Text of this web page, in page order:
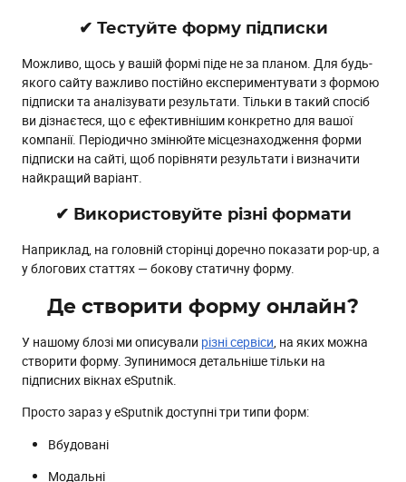
✔ Тестуйте форму підписки
Можливо, щось у вашій формі піде не за планом. Для будь-
якого сайту важливо постійно експериментувати з формою
підписки та аналізувати результати. Тільки в такий спосіб
ви дізнаєтеся, що є ефективнішим конкретно для вашої
компанії. Періодично змінюйте місцезнаходження форми
підписки на сайті, щоб порівняти результати і визначити
найкращий варіант.
✔ Використовуйте різні формати
Наприклад, на головній сторінці доречно показати pop-up, а
у блогових статтях — бокову статичну форму.
Де створити форму онлайн?
У нашому блозі ми описували різні сервіси, на яких можна
створити форму. Зупинимося детальніше тільки на
підписних вікнах eSputnik.
Просто зараз у eSputnik доступні три типи форм:
Вбудовані
Модальні